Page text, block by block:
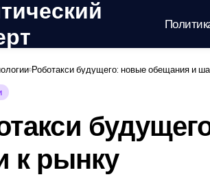
Роботакси будущего: новые обещания и
к рынку